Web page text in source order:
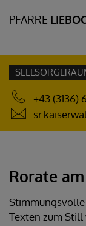
PFARRE
+43 (3136)
Rorate am
Texten zum Still